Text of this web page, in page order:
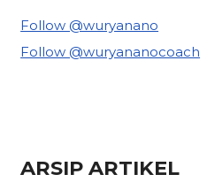
Follow @wuryanano
Follow @wuryananocoach
ARSIP ARTIKEL